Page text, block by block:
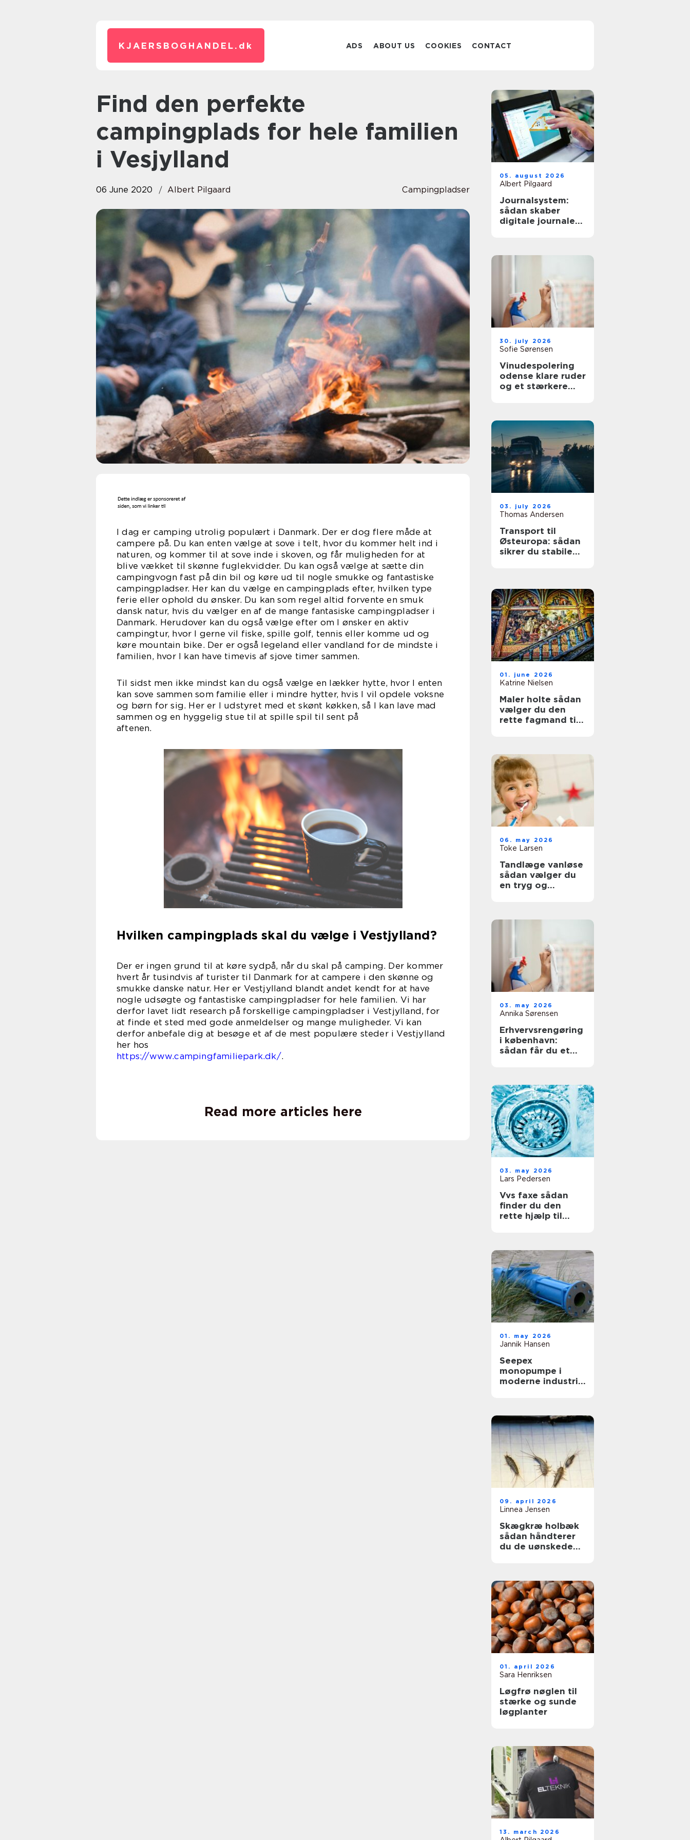
KJAERSBOGHANDEL. dk ADS ABOUT US COOKIES CONTACT
Find den perfekte
campingplads for hele familien
i Vesjylland
06 June 2020 Albert Pilgaard Campingpladser
I dag er camping utrolig populært i Danmark. Der er dog flere måde at
campere på. Du kan enten vælge at sove i telt, hvor du kommer helt ind i
naturen, og kommer til at sove inde i skoven, og får muligheden for at
blive vækket til skønne fuglekvidder. Du kan også vælge at sætte din
campingvogn fast på din bil og køre ud til nogle smukke og fantastiske
campingpladser. Her kan du vælge en campingplads efter, hvilken type
ferie eller ophold du ønsker. Du kan som regel altid forvente en smuk
dansk natur, hvis du vælger en af de mange fantasiske campingpladser i
Danmark. Herudover kan du også vælge efter om I ønsker en aktiv
campingtur, hvor I gerne vil fiske, spille golf, tennis eller komme ud og
køre mountain bike. Der er også legeland eller vandland for de mindste i
familien, hvor I kan have timevis af sjove timer sammen.
Til sidst men ikke mindst kan du også vælge en lækker hytte, hvor I enten
kan sove sammen som familie eller i mindre hytter, hvis I vil opdele voksne
og børn for sig. Her er I udstyret med et skønt køkken, så I kan lave mad
sammen og en hyggelig stue til at spille spil til sent på
aftenen.
Hvilken campingplads skal du vælge i Vestjylland?
Der er ingen grund til at køre sydpå, når du skal på camping. Der kommer
hvert år tusindvis af turister til Danmark for at campere i den skønne og
smukke danske natur. Her er Vestjylland blandt andet kendt for at have
nogle udsøgte og fantastiske campingpladser for hele familien. Vi har
derfor lavet lidt research på forskellige campingpladser i Vestjylland, for
at finde et sted med gode anmeldelser og mange muligheder. Vi kan
derfor anbefale dig at besøge et af de mest populære steder i Vestjylland
her hos
https://www.campingfamiliepark.dk/.
Read more articles here
05. august 2026
Albert Pilgaard
Journalsystem:
sådan skaber
digitale journaler
30. july 2026
Sofie Sørensen
Vinudespolering
odense klare ruder
og et stærkere
03. july 2026
Thomas Andersen
Transport til
Østeuropa: sådan
sikrer du stabile
01. june 2026
Katrine Nielsen
Maler holte sådan
vælger du den
rette fagmand til
06. may 2026
Toke Larsen
Tandlæge vanløse
sådan vælger du
en tryg og
03. may 2026
Annika Sørensen
Erhvervsrengøring
i københavn:
sådan får du et
03. may 2026
Lars Pedersen
Vvs faxe sådan
finder du den
rette hjælp til
01. may 2026
Jannik Hansen
Seepex
monopumpe i
moderne industri:
09. april 2026
Linnea Jensen
Skægkræ holbæk
sådan håndterer
du de uønskede
01. april 2026
Sara Henriksen
Løgfrø nøglen til
stærke og sunde
løgplanter
13. march 2026